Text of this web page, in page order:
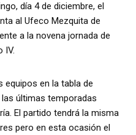
día 4 de diciembre, el
al Ufeco Mezquita de
a la novena jornada de
IV.
equipos en la tabla de
últimas temporadas
El partido tendrá la misma
pero en esta ocasión el